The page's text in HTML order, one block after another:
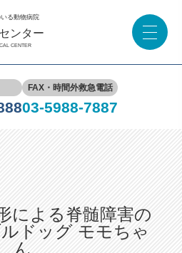
る動物病院
ンター
CENTER
FAX・時間外救急電話
03-5988-7887
による脊髄障害の
ドッグ モモちゃ
ん